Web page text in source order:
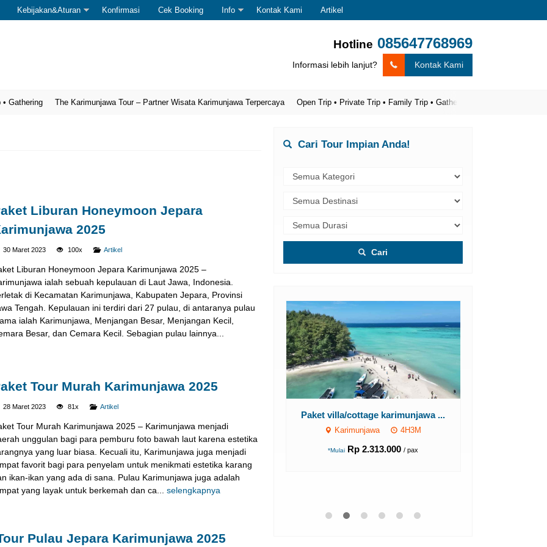
Kebijakan&Aturan Konfirmasi Cek Booking Info Kontak Kami Artikel
Hotline 085647768969
Informasi lebih lanjut? Kontak Kami
The Karimunjawa Tour – Partner Wisata Karimunjawa Terpercaya Open Trip • Private Trip • Family Trip • Gathering
Liburan Honeymoon Jepara
2025
30 Maret 2023 100x Artikel
Liburan Honeymoon Jepara Karimunjawa 2025 –
ialah sebuah kepulauan di Laut Jawa, Indonesia.
di Kecamatan Karimunjawa, Kabupaten Jepara, Provinsi
Tengah. Kepulauan ini terdiri dari 27 pulau, di antaranya pulau
ialah Karimunjawa, Menjangan Besar, Menjangan Kecil,
Besar, dan Cemara Kecil. Sebagian pulau lainnya...
Tour Murah Karimunjawa 2025
28 Maret 2023 81x Artikel
Tour Murah Karimunjawa 2025 – Karimunjawa menjadi
unggulan bagi para pemburu foto bawah laut karena estetika
yang luar biasa. Kecuali itu, Karimunjawa juga menjadi
favorit bagi para penyelam untuk menikmati estetika karang
ikan-ikan yang ada di sana. Pulau Karimunjawa juga adalah
yang layak untuk berkemah dan ca... selengkapnya
Pulau Jepara Karimunjawa 2025
Cari Tour Impian Anda!
Cari
PAKET HOTEL KARIMUNJAWA 2
HARI 1...
Karimunjawa 2H1M
*Mulai Rp 1.232.000 / pax
Paket villa/cottage karimunjawa ...
Karimunjawa 4H3M
*Mulai Rp 2.313.000 / pax